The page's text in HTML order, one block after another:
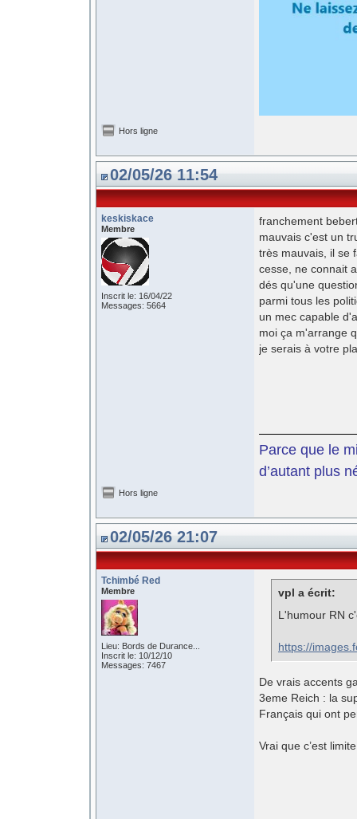
Hors ligne
02/05/26 11:54
keskiskace
Membre
Inscrit le: 16/04/22
Messages: 5664
franchement
mauvais c'est un
très mauvais, il se
cesse, ne connait
dés qu'une
parmi tous les
un mec capable
moi ça m'arrange
je serais à votre
Parce que le
d’autant plus
Hors ligne
02/05/26 21:07
Tchimbé Red
Membre
Lieu: Bords de Durance...
Inscrit le: 10/12/10
Messages: 7467
vpl a écrit:
L'humour RN
https://
De vrais accents
3eme Reich : la
Français qui ont
Vrai que c’est